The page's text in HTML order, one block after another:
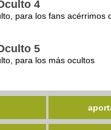
4
para los fans acérrimos
5
para los más ocultos